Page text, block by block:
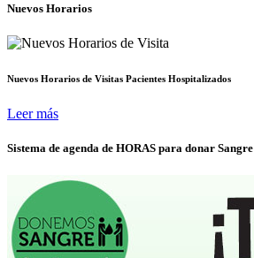
Nuevos Horarios
Nuevos Horarios de Visitas Pacientes Hospitalizados
Leer más
Sistema de agenda de HORAS para donar Sangre